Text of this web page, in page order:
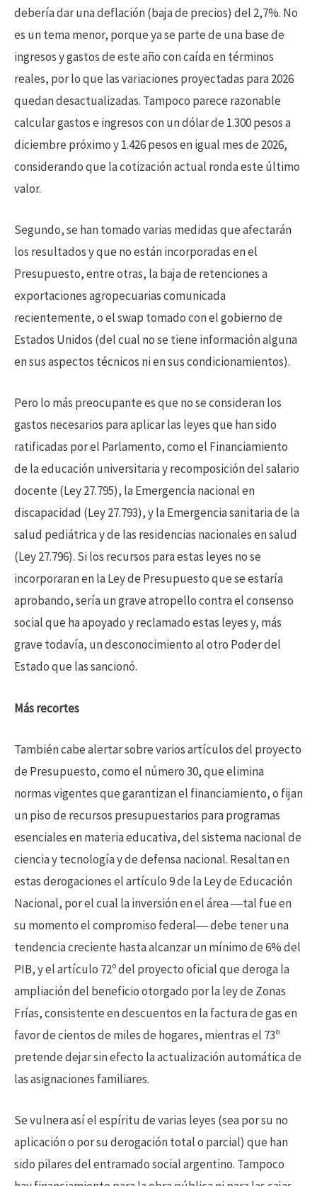
debería dar una deflación (baja de precios) del 2,7%. No
es un tema menor, porque ya se parte de una base de
ingresos y gastos de este año con caída en términos
reales, por lo que las variaciones proyectadas para 2026
quedan desactualizadas. Tampoco parece razonable
calcular gastos e ingresos con un dólar de 1.300 pesos a
diciembre próximo y 1.426 pesos en igual mes de 2026,
considerando que la cotización actual ronda este último
valor.
Segundo, se han tomado varias medidas que afectarán
los resultados y que no están incorporadas en el
Presupuesto, entre otras, la baja de retenciones a
exportaciones agropecuarias comunicada
recientemente, o el swap tomado con el gobierno de
Estados Unidos (del cual no se tiene información alguna
en sus aspectos técnicos ni en sus condicionamientos).
Pero lo más preocupante es que no se consideran los
gastos necesarios para aplicar las leyes que han sido
ratificadas por el Parlamento, como el Financiamiento
de la educación universitaria y recomposición del salario
docente (Ley 27.795), la Emergencia nacional en
discapacidad (Ley 27.793), y la Emergencia sanitaria de la
salud pediátrica y de las residencias nacionales en salud
(Ley 27.796). Si los recursos para estas leyes no se
incorporaran en la Ley de Presupuesto que se estaría
aprobando, sería un grave atropello contra el consenso
social que ha apoyado y reclamado estas leyes y, más
grave todavía, un desconocimiento al otro Poder del
Estado que las sancionó.
Más recortes
También cabe alertar sobre varios artículos del proyecto
de Presupuesto, como el número 30, que elimina
normas vigentes que garantizan el financiamiento, o fijan
un piso de recursos presupuestarios para programas
esenciales en materia educativa, del sistema nacional de
ciencia y tecnología y de defensa nacional. Resaltan en
estas derogaciones el artículo 9 de la Ley de Educación
Nacional, por el cual la inversión en el área ―tal fue en
su momento el compromiso federal― debe tener una
tendencia creciente hasta alcanzar un mínimo de 6% del
PIB, y el artículo 72º del proyecto oficial que deroga la
ampliación del beneficio otorgado por la ley de Zonas
Frías, consistente en descuentos en la factura de gas en
favor de cientos de miles de hogares, mientras el 73º
pretende dejar sin efecto la actualización automática de
las asignaciones familiares.
Se vulnera así el espíritu de varias leyes (sea por su no
aplicación o por su derogación total o parcial) que han
sido pilares del entramado social argentino. Tampoco